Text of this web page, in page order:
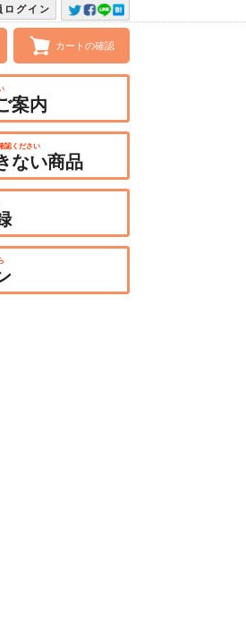
ログイン
カートの確認
案内
認ください
ない商品